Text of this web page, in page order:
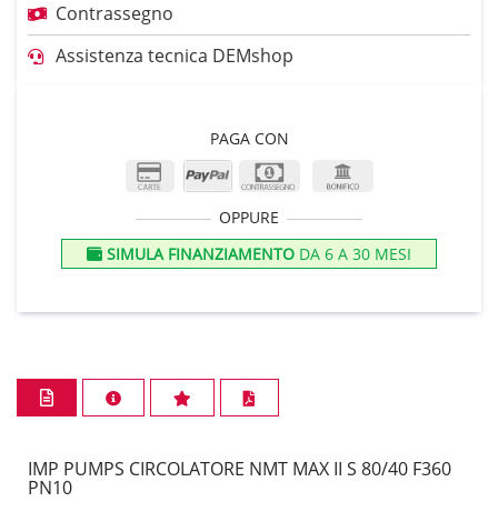
Contrassegno
Assistenza tecnica DEMshop
PAGA CON
OPPURE
SIMULA FINANZIAMENTO DA 6 A 30 MESI
IMP PUMPS CIRCOLATORE NMT MAX II S 80/40 F360
PN10